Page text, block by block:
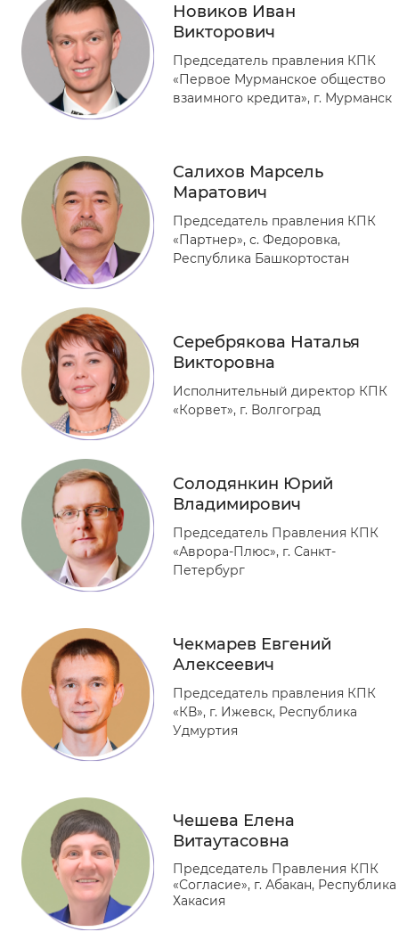
Новиков Иван
Викторович
Председатель правления КПК
«Первое Мурманское общество
взаимного кредита», г. Мурманск
Салихов Марсель
Маратович
Председатель правления КПК
«Партнер», с. Федоровка,
Республика Башкортостан
Серебрякова Наталья
Викторовна
Исполнительный директор КПК
«Корвет», г. Волгоград
Солодянкин Юрий
Владимирович
Председатель Правления КПК
«Аврора-Плюс», г. Санкт-
Петербург
Чекмарев Евгений
Алексеевич
Председатель правления КПК
«КВ», г. Ижевск, Республика
Удмуртия
Чешева Елена
Витаутасовна
Председатель Правления КПК
«Согласие», г. Абакан, Республика
Хакасия